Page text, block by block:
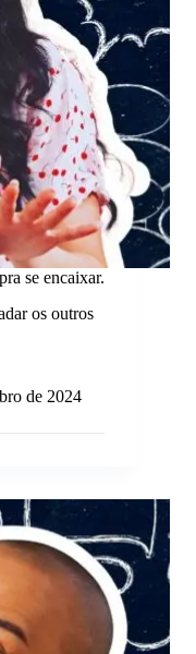
se encaixar.
os outros
de 2024